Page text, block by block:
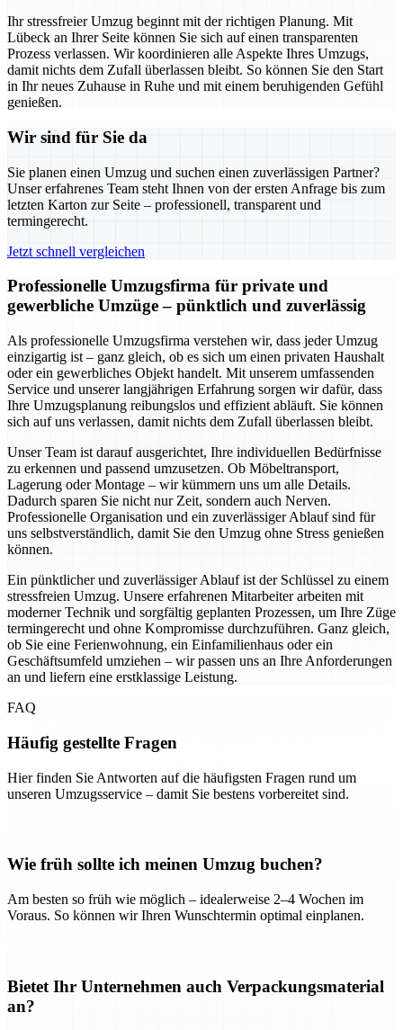
Ihr stressfreier Umzug beginnt mit der richtigen Planung. Mit
Lübeck an Ihrer Seite können Sie sich auf einen transparenten
Prozess verlassen. Wir koordinieren alle Aspekte Ihres Umzugs,
damit nichts dem Zufall überlassen bleibt. So können Sie den Start
in Ihr neues Zuhause in Ruhe und mit einem beruhigenden Gefühl
genießen.
Wir sind für Sie da
Sie planen einen Umzug und suchen einen zuverlässigen Partner?
Unser erfahrenes Team steht Ihnen von der ersten Anfrage bis zum
letzten Karton zur Seite – professionell, transparent und
termingerecht.
Jetzt schnell vergleichen
Professionelle Umzugsfirma für private und
gewerbliche Umzüge – pünktlich und zuverlässig
Als professionelle Umzugsfirma verstehen wir, dass jeder Umzug
einzigartig ist – ganz gleich, ob es sich um einen privaten Haushalt
oder ein gewerbliches Objekt handelt. Mit unserem umfassenden
Service und unserer langjährigen Erfahrung sorgen wir dafür, dass
Ihre Umzugsplanung reibungslos und effizient abläuft. Sie können
sich auf uns verlassen, damit nichts dem Zufall überlassen bleibt.
Unser Team ist darauf ausgerichtet, Ihre individuellen Bedürfnisse
zu erkennen und passend umzusetzen. Ob Möbeltransport,
Lagerung oder Montage – wir kümmern uns um alle Details.
Dadurch sparen Sie nicht nur Zeit, sondern auch Nerven.
Professionelle Organisation und ein zuverlässiger Ablauf sind für
uns selbstverständlich, damit Sie den Umzug ohne Stress genießen
können.
Ein pünktlicher und zuverlässiger Ablauf ist der Schlüssel zu einem
stressfreien Umzug. Unsere erfahrenen Mitarbeiter arbeiten mit
moderner Technik und sorgfältig geplanten Prozessen, um Ihre Züge
termingerecht und ohne Kompromisse durchzuführen. Ganz gleich,
ob Sie eine Ferienwohnung, ein Einfamilienhaus oder ein
Geschäftsumfeld umziehen – wir passen uns an Ihre Anforderungen
an und liefern eine erstklassige Leistung.
FAQ
Häufig gestellte Fragen
Hier finden Sie Antworten auf die häufigsten Fragen rund um
unseren Umzugsservice – damit Sie bestens vorbereitet sind.
Wie früh sollte ich meinen Umzug buchen?
Am besten so früh wie möglich – idealerweise 2–4 Wochen im
Voraus. So können wir Ihren Wunschtermin optimal einplanen.
Bietet Ihr Unternehmen auch Verpackungsmaterial
an?